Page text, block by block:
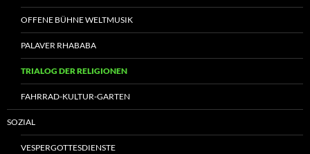
OFFENE BÜHNE WELTMUSIK
PALAVER RHABABA
TRIALOG DER RELIGIONEN
FAHRRAD-KULTUR-GARTEN
SOZIAL
VESPERGOTTESDIENSTE